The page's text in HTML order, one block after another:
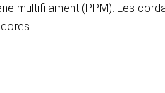
multifilament (PPM). Les